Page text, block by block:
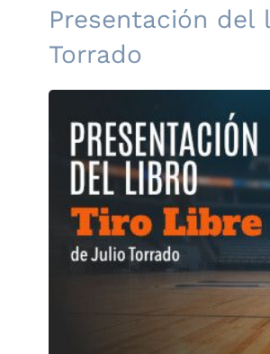
Presentación del
Torrado